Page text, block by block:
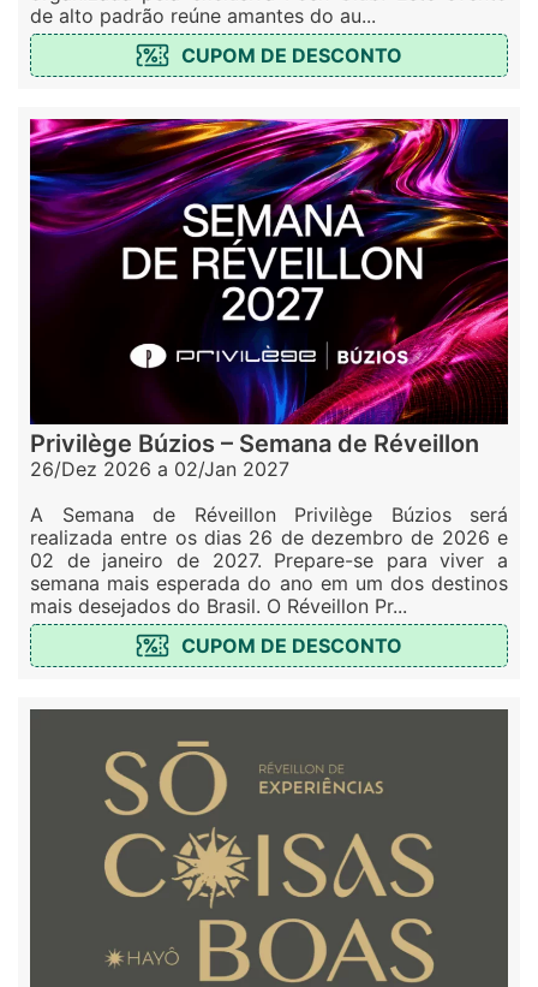
de alto padrão reúne amantes do au...
CUPOM DE DESCONTO
Privilège Búzios – Semana de Réveillon
26/Dez 2026 a 02/Jan 2027
A Semana de Réveillon Privilège Búzios será
realizada entre os dias 26 de dezembro de 2026 e
02 de janeiro de 2027. Prepare-se para viver a
semana mais esperada do ano em um dos destinos
mais desejados do Brasil. O Réveillon Pr...
CUPOM DE DESCONTO